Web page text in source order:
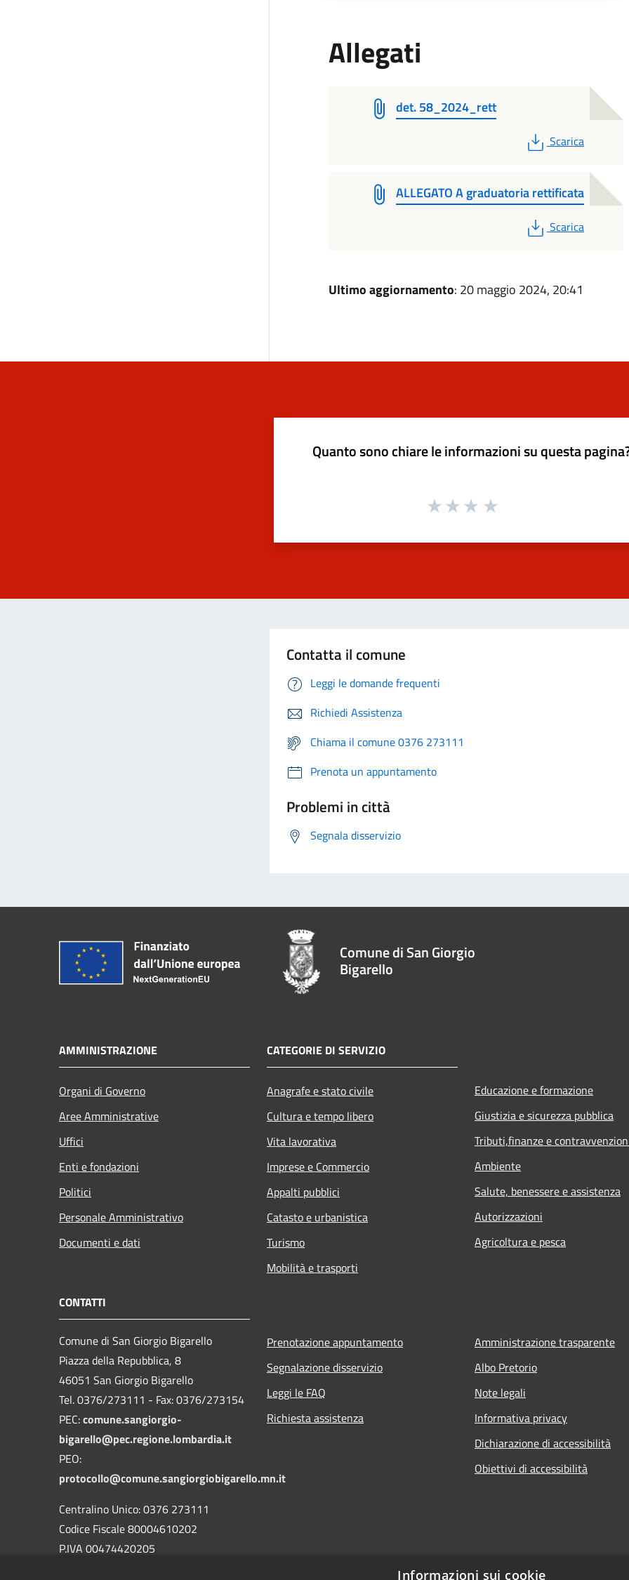
Allegati
det. 58_2024_rett
PDF
Scarica
ALLEGATO A graduatoria rettificata
PDF
Scarica
Ultimo aggiornamento: 20 maggio 2024, 20:41
Quanto sono chiare le informazioni su questa
Contatta il comune
Leggi le domande frequenti
Richiedi Assistenza
Chiama il comune 0376 273111
Prenota un appuntamento
Problemi in città
Segnala disservizio
Comune di San Giorgio
Bigarello
AMMINISTRAZIONE
Organi di Governo
Aree Amministrative
Uffici
Enti e fondazioni
Politici
Personale Amministrativo
Documenti e dati
CATEGORIE DI SERVIZIO
Anagrafe e stato civile
Cultura e tempo libero
Vita lavorativa
Imprese e Commercio
Appalti pubblici
Catasto e urbanistica
Turismo
Mobilità e trasporti
Educazione e formazione
Giustizia e sicurezza pubblica
Tributi,finanze e
Ambiente
Salute, benessere e assistenza
Autorizzazioni
Agricoltura e pesca
CONTATTI
Comune di San Giorgio Bigarello
Piazza della Repubblica, 8
46051 San Giorgio Bigarello
Tel. 0376/273111 - Fax: 0376/273154
PEC:comune.sangiorgio-
bigarello@pec.regione.lombardia.it
PEO:
protocollo@comune.sangiorgiobigarello.mn.it
Centralino Unico: 0376 273111
Codice Fiscale 80004610202
P.IVA 00474420205
Prenotazione appuntamento
Segnalazione disservizio
Leggi le FAQ
Richiesta assistenza
Amministrazione trasparente
Albo Pretorio
Note legali
Informativa privacy
Dichiarazione di accessibilità
Obiettivi di accessibilità
Informazioni sui cookie